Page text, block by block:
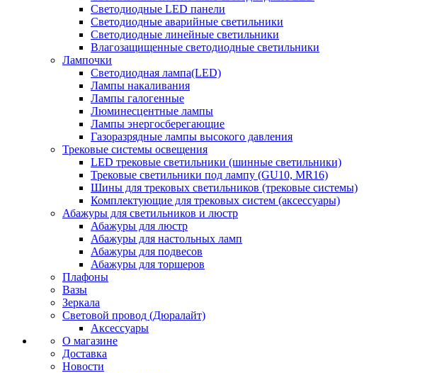
Светодиодные LED панели
Светодиодные аварийные светильники
Светодиодные линейные светильники
Влагозащищенные светодиодные светильники
Лампочки
Светодиодная лампа(LED)
Лампы накаливания
Лампы галогенные
Люминесцентные лампы
Лампы энергосберегающие
Газоразрядные лампы высокого давления
Трековые системы освещения
LED трековые светильники (шинные светильники)
Трековые светильники под лампу (GU10, MR16)
Шины для трековых светильников (трековые системы)
Комплектующие для трековых систем (аксессуары)
Абажуры для светильников и люстр
Абажуры для люстр
Абажуры для настольных ламп
Абажуры для подвесов
Абажуры для торшеров
Плафоны
Вазы
Зеркала
Световой провод (Дюралайт)
Аксессуары
О магазине
Доставка
Новости